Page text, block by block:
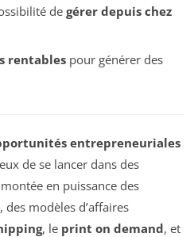
degérer depuis chez
rentablespour générer des
entrepreneuriales
de se lancer dans des
en puissance des
, des modèles d’affaires
, le print on demand, et